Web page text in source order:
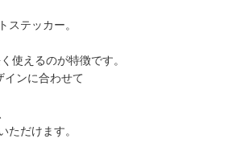
ステッカー。
使えるのが特徴です。
インに合わせて
ただけます。